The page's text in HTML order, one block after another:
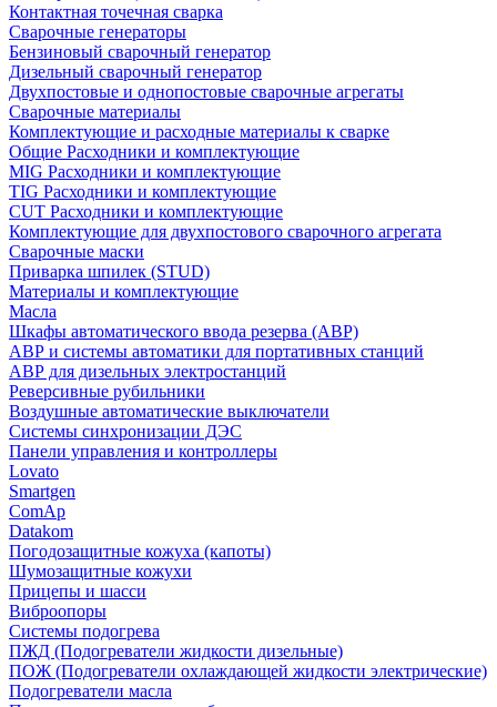
Контактная точечная сварка
Сварочные генераторы
Бензиновый сварочный генератор
Дизельный сварочный генератор
Двухпостовые и однопостовые сварочные агрегаты
Сварочные материалы
Комплектующие и расходные материалы к сварке
Общие Расходники и комплектующие
MIG Расходники и комплектующие
TIG Расходники и комплектующие
CUT Расходники и комплектующие
Комплектующие для двухпостового сварочного агрегата
Сварочные маски
Приварка шпилек (STUD)
Материалы и комплектующие
Масла
Шкафы автоматического ввода резерва (АВР)
АВР и системы автоматики для портативных станций
АВР для дизельных электростанций
Реверсивные рубильники
Воздушные автоматические выключатели
Системы синхронизации ДЭС
Панели управления и контроллеры
Lovato
Smartgen
ComAp
Datakom
Погодозащитные кожуха (капоты)
Шумозащитные кожухи
Прицепы и шасси
Виброопоры
Системы подогрева
ПЖД (Подогреватели жидкости дизельные)
ПОЖ (Подогреватели охлаждающей жидкости электрические)
Подогреватели масла